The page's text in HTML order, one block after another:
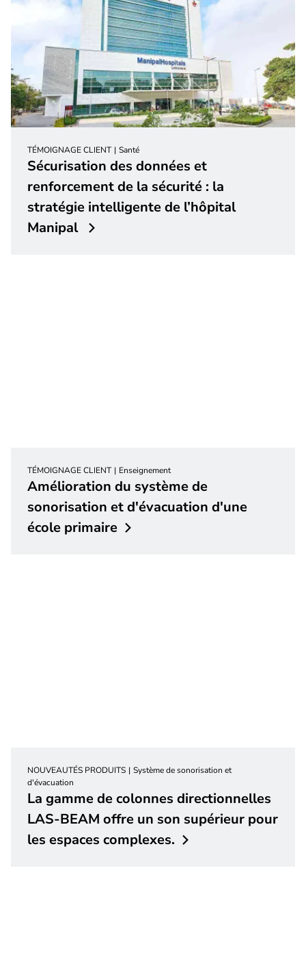
TÉMOIGNAGE CLIENT Santé
Sécurisation des données et
renforcement de la sécurité : la
stratégie intelligente de l’hôpital
Manipal
TÉMOIGNAGE CLIENT Enseignement
Amélioration du système de
sonorisation et d'évacuation d'une
école primaire
NOUVEAUTÉS PRODUITS
Système de sonorisation et
d'évacuation
La gamme de colonnes directionnelles
LAS-BEAM offre un son supérieur pour
les espaces complexes.